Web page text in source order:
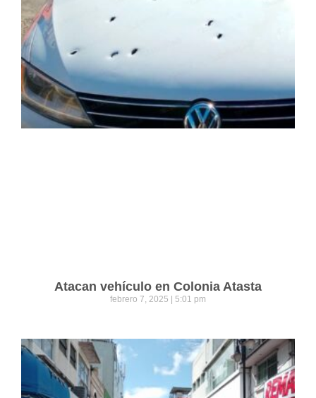
Atacan vehículo en Colonia Atasta
febrero 7, 2025 5:01 pm